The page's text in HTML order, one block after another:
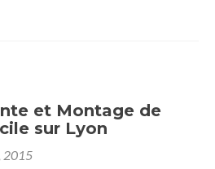
et Montage de
sur Lyon
2015